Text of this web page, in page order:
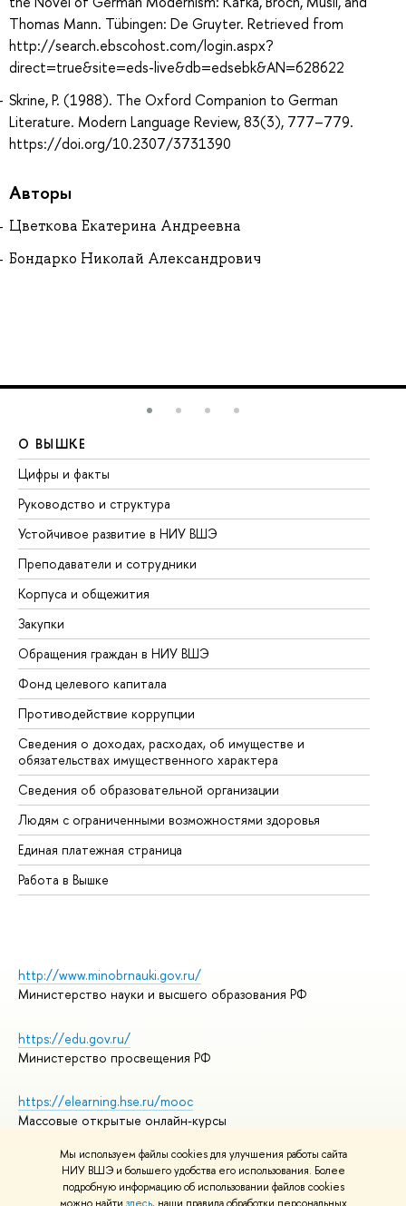
Мы используем файлы cookies для улучшения работы сайта
НИУ ВШЭ и большего удобства его использования. Более
подробную информацию об использовании файлов cookies
Thomas Mann. Tübingen: De Gruyter. Retrieved from
http://search.ebscohost.com/login.aspx?
direct=true&site=eds-live&db=edsebk&AN=628622
Skrine, P. (1988). The Oxford Companion to German
Literature. Modern Language Review, 83(3), 777–779.
https://doi.org/10.2307/3731390
Авторы
Цветкова Екатерина Андреевна
Бондарко Николай Александрович
О ВЫШКЕ
Цифры и факты
Руководство и структура
Устойчивое развитие в НИУ ВШЭ
Преподаватели и сотрудники
Корпуса и общежития
Закупки
Обращения граждан в НИУ ВШЭ
Фонд целевого капитала
Противодействие коррупции
Сведения о доходах, расходах, об имуществе и
обязательствах имущественного характера
Сведения об образовательной организации
Людям с ограниченными возможностями здоровья
Единая платежная страница
Работа в Вышке
http://www.minobrnauki.gov.ru/
Министерство науки и высшего образования РФ
https://edu.gov.ru/
Министерство просвещения РФ
https://elearning.hse.ru/mooc
Массовые открытые онлайн-курсы
© НИУ ВШЭ 1993–2026 Адреса и контакты